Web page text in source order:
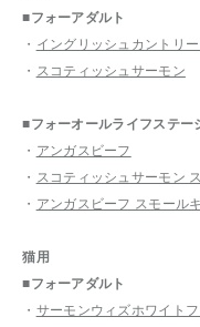
■フォーアダルト
・ イングリッシュカントリ
・ スコティッシュサーモン
■フォーオールライフステー
・ アンガスビーフ
・ スコティッシュサーモン
・ アンガスビーフ スモール
猫用
■フォーアダルト
・ サーモンウィズホワイト